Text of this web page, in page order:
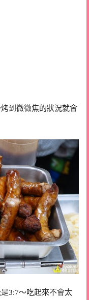
到微微焦的狀況就會
3:7～吃起來不會太